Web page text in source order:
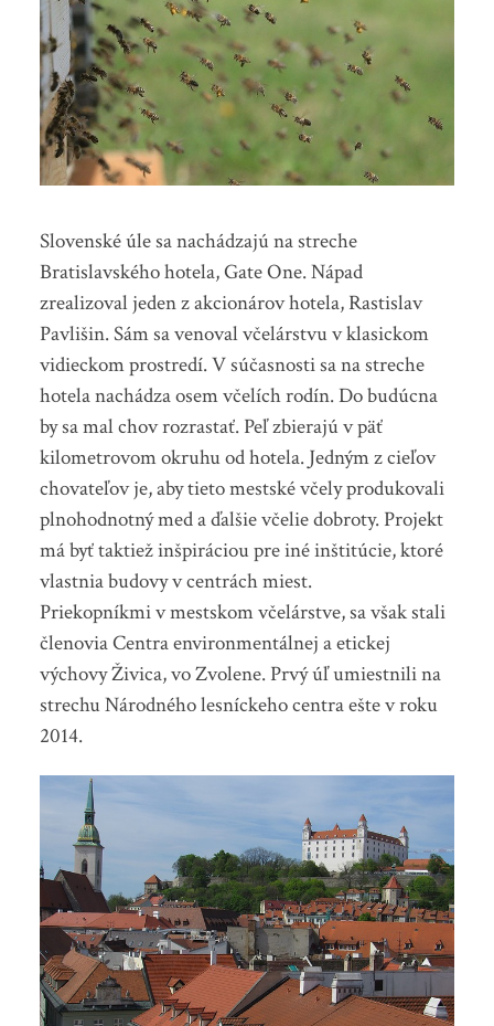
Slovenské úle sa nachádzajú na streche
Bratislavského hotela, Gate One. Nápad
zrealizoval jeden z akcionárov hotela, Rastislav
Pavlišin. Sám sa venoval včelárstvu v klasickom
vidieckom prostredí. V súčasnosti sa na streche
hotela nachádza osem včelích rodín. Do budúcna
by sa mal chov rozrastať. Peľ zbierajú v päť
kilometrovom okruhu od hotela. Jedným z cieľov
chovateľov je, aby tieto mestské včely produkovali
plnohodnotný med a ďalšie včelie dobroty. Projekt
má byť taktiež inšpiráciou pre iné inštitúcie, ktoré
vlastnia budovy v centrách miest.
Priekopníkmi v mestskom včelárstve, sa však stali
členovia Centra environmentálnej a etickej
výchovy Živica, vo Zvolene. Prvý úľ umiestnili na
strechu Národného lesníckeho centra ešte v roku
2014.